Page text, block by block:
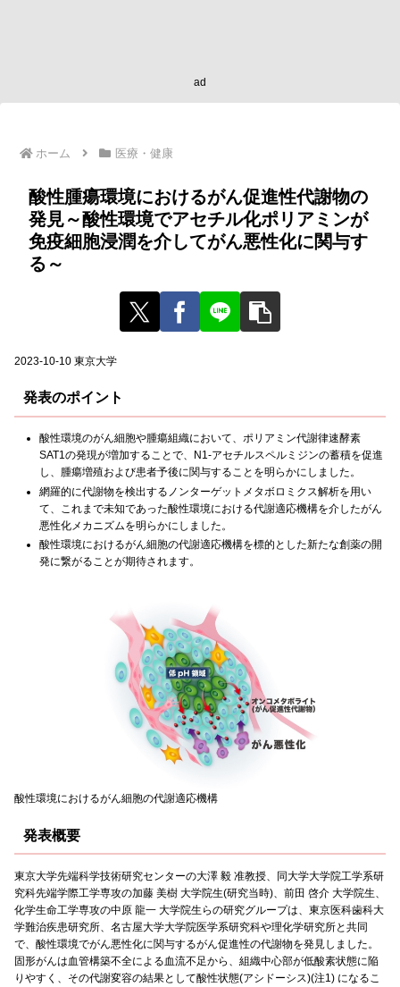
ad
ホーム 医療・健康
酸性腫瘍環境におけるがん促進性代謝物の
発見～酸性環境でアセチル化ポリアミンが
免疫細胞浸潤を介してがん悪性化に関与す
る～
2023-10-10 東京大学
発表のポイント
酸性環境のがん細胞や腫瘍組織において、ポリアミン代謝律速酵素
SAT1の発現が増加することで、N1-アセチルスペルミジンの蓄積を促進
し、腫瘍増殖および患者予後に関与することを明らかにしました。
網羅的に代謝物を検出するノンターゲットメタボロミクス解析を用い
て、これまで未知であった酸性環境における代謝適応機構を介したがん
悪性化メカニズムを明らかにしました。
酸性環境におけるがん細胞の代謝適応機構を標的とした新たな創薬の開
発に繋がることが期待されます。
酸性環境におけるがん細胞の代謝適応機構
発表概要
東京大学先端科学技術研究センターの大澤 毅 准教授、同大学大学院工学系研
究科先端学際工学専攻の加藤 美樹 大学院生(研究当時)、前田 啓介 大学院生、
化学生命工学専攻の中原 龍一 大学院生らの研究グループは、東京医科歯科大
学難治疾患研究所、名古屋大学大学院医学系研究科や理化学研究所と共同
で、酸性環境でがん悪性化に関与するがん促進性の代謝物を発見しました。
固形がんは血管構築不全による血流不足から、組織中心部が低酸素状態に陥
りやすく、その代謝変容の結果として酸性状態(アシドーシス)(注1) になるこ